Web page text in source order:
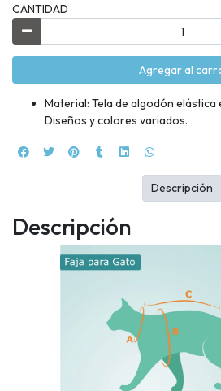
CANTIDAD
Agregar al
Material: Tela de algodón
Diseños y colores variados.
Descripción
Descripción